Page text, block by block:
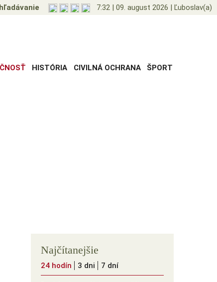
7:32 | 09. august 2026 | Ľuboslav(a)
HISTÓRIA CIVILNÁ OCHRANA ŠPORT
Najčítanejšie
24 hodín 3 dni 7 dní